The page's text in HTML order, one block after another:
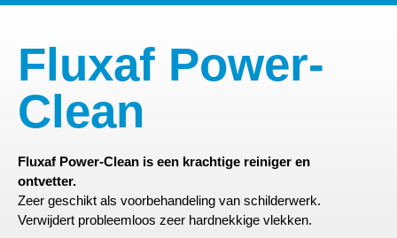
Fluxaf Power-
Clean
Fluxaf Power-Clean is een krachtige reiniger en
ontvetter.
Zeer geschikt als voorbehandeling van schilderwerk.
Verwijdert probleemloos zeer hardnekkige vlekken.